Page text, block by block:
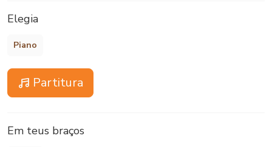
Elegia
Piano
Partitura
Em teus braços